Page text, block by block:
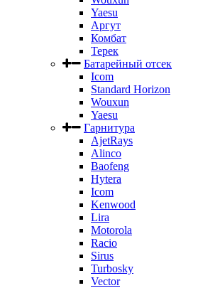
Yaesu
Аргут
Комбат
Терек
Батарейный отсек
Icom
Standard Horizon
Wouxun
Yaesu
Гарнитура
AjetRays
Alinco
Baofeng
Hytera
Icom
Kenwood
Lira
Motorola
Racio
Sirus
Turbosky
Vector